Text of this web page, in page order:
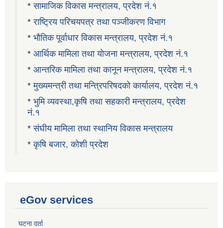
*सामाजिक विकास मन्त्रालय, प्रदेश नं.१
*राष्ट्रिय परिचयपत्र तथा पञ्जीकरण विभाग
* भौतिक पूर्वाधार विकास मन्त्रालय, प्रदेश नं.१
* आर्थिक मामिला तथा योजना मन्त्रालय, प्रदेश नं.१
* आन्तरिक मामिला तथा कानून मन्त्रालय, प्रदेश नं.१
*मुख्यमन्त्री तथा मन्त्रिपरिषदको कार्यालय, प्रदेश नं.१
* भुमि व्यवस्था,कृषि तथा सहकारी मन्त्रालय, प्रदेश
नं.१
*संघीय मामिला तथा स्थानिय विकास मन्त्रालय
*कृषि बजार, कोशी प्रदेश
eGov services
घटना दर्ता